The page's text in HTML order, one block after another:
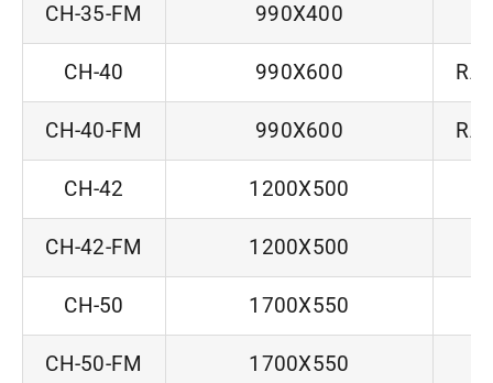
CH-35-FM 990X400
CH-40 990X600
CH-40-FM 990X600
CH-42 1200X500
CH-42-FM 1200X500
CH-50 1700X550
CH-50-FM 1700X550